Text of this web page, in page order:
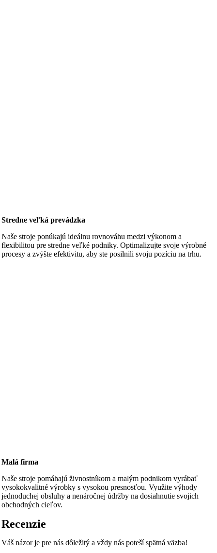
Stredne veľká prevádzka
Naše stroje ponúkajú ideálnu rovnováhu medzi výkonom a
flexibilitou pre stredne veľké podniky. Optimalizujte svoje výrobné
procesy a zvýšte efektivitu, aby ste posilnili svoju pozíciu na trhu.
Malá firma
Naše stroje pomáhajú živnostníkom a malým podnikom vyrábať
vysokokvalitné výrobky s vysokou presnosťou. Využite výhody
jednoduchej obsluhy a nenáročnej údržby na dosiahnutie svojich
obchodných cieľov.
Recenzie
Váš názor je pre nás dôležitý a vždy nás poteší spätná väzba!